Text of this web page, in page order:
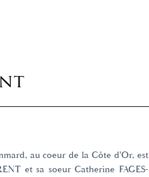
au coeur de la Côte d'Or, est
et sa soeur Catherine FAGES-